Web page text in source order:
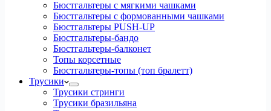
Бюстгальтеры с мягкими чашками
Бюстгальтеры с формованными чашками
Бюстгальтеры PUSH-UP
Бюстгальтеры-бандо
Бюстгальтеры-балконет
Топы корсетные
Бюстгальтеры-топы (топ бралетт)
Трусики
Трусики стринги
Трусики бразильяна